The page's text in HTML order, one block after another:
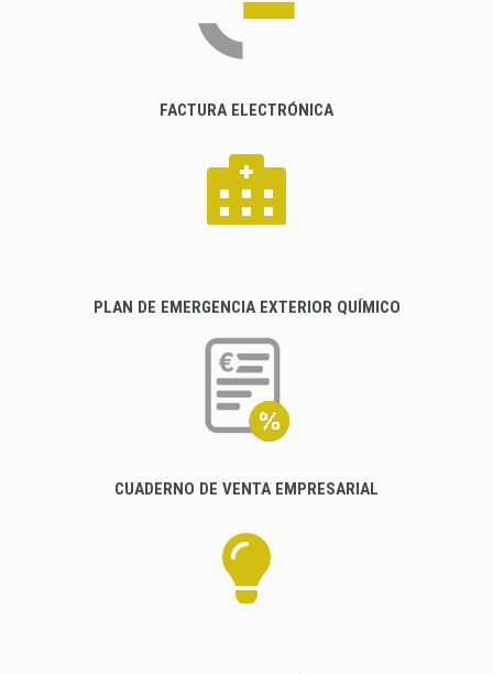
FACTURA ELECTRÓNICA
PLAN DE EMERGENCIA EXTERIOR QUÍMICO
CUADERNO DE VENTA EMPRESARIAL